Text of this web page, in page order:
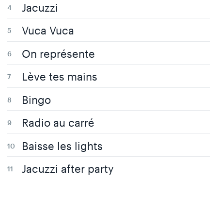
Jacuzzi
Vuca Vuca
On représente
Lève tes mains
Bingo
Radio au carré
Baisse les lights
Jacuzzi after party